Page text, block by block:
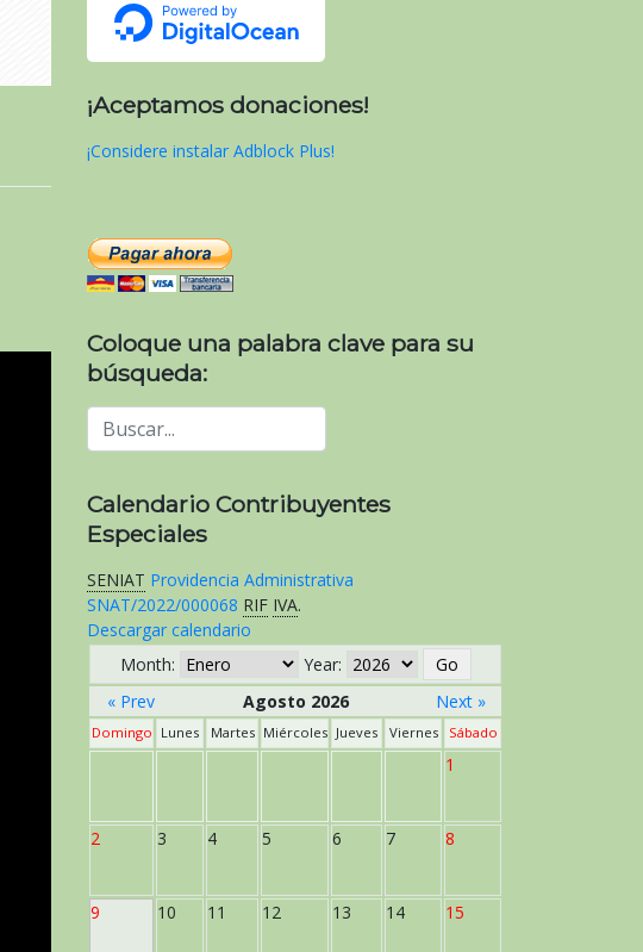
¡Aceptamos donaciones!
¡Considere instalar Adblock Plus!
Coloque una palabra clave para su
búsqueda:
Calendario Contribuyentes
Especiales
SENIAT Providencia Administrativa
SNAT/2022/000068 RIF IVA.
Descargar calendario
Month:
Year:
« Prev
Agosto 2026 Next »
Domingo Lunes Martes Miércoles Jueves Viernes Sábado
1
2 3 4 5 6 7 8
9 10 11 12 13 14 15